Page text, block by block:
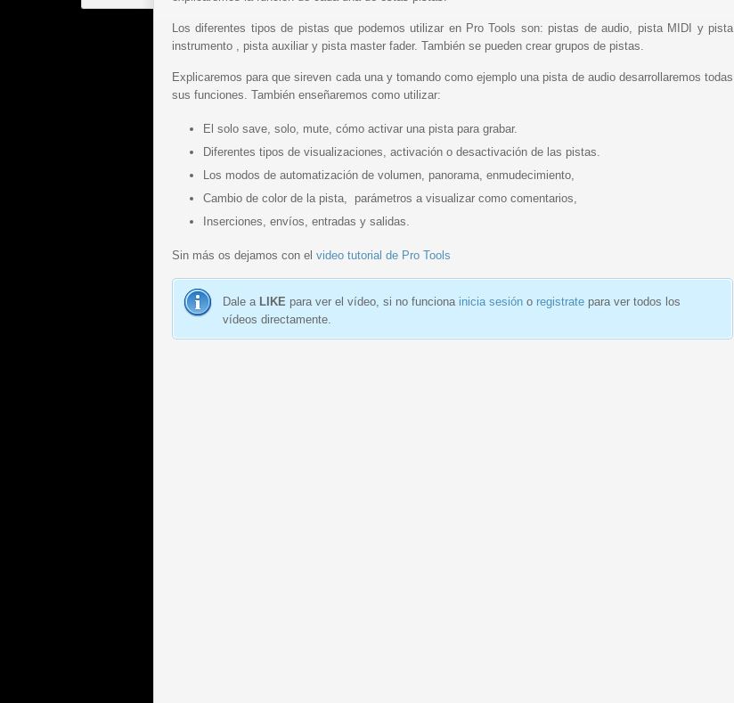
Los diferentes tipos de pistas que podemos utilizar en Pro Tools son: pistas de audio, pista MIDI y pista
instrumento , pista auxiliar y pista master fader. También se pueden crear grupos de pistas.
Explicaremos para que sireven cada una y tomando como ejemplo una pista de audio desarrollaremos todas
sus funciones. También enseñaremos como utilizar:
El solo save, solo, mute, cómo activar una pista para grabar.
Diferentes tipos de visualizaciones, activación o desactivación de las pistas.
Los modos de automatización de volumen, panorama, enmudecimiento,
Cambio de color de la pista, parámetros a visualizar como comentarios,
Inserciones, envíos, entradas y salidas.
Sin más os dejamos con el video tutorial de Pro Tools
Dale aLIKE para ver el vídeo, si no funciona inicia sesión o registrate para ver todos los
vídeos directamente.